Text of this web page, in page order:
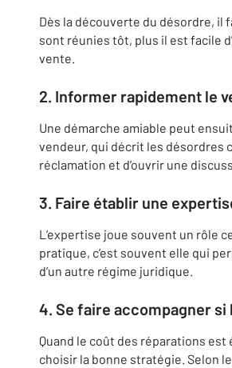
Dès la découverte du désordre, il
sont réunies tôt, plus il est facile
vente.
2. Informer rapidement le
Une démarche amiable peut
vendeur, qui décrit les désordres
réclamation et d’ouvrir une
3. Faire établir une
L’expertise joue souvent un rôle
pratique, c’est souvent elle qui
d’un autre régime juridique.
4. Se faire accompagner si
Quand le coût des réparations est
choisir la bonne stratégie. Selon